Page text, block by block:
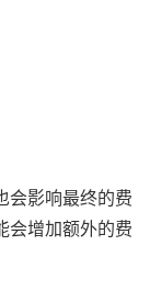
会影响最终的费
会增加额外的费